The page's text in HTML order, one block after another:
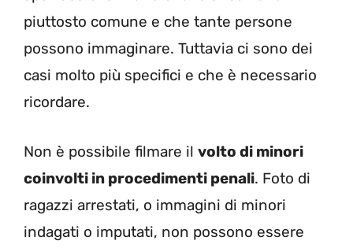
piuttosto comune e che tante persone
possono immaginare. Tuttavia ci sono dei
casi molto più specifici e che è necessario
ricordare.
Non è possibile filmare il volto di minori
coinvolti in procedimenti penali. Foto di
ragazzi arrestati, o immagini di minori
indagati o imputati, non possono essere